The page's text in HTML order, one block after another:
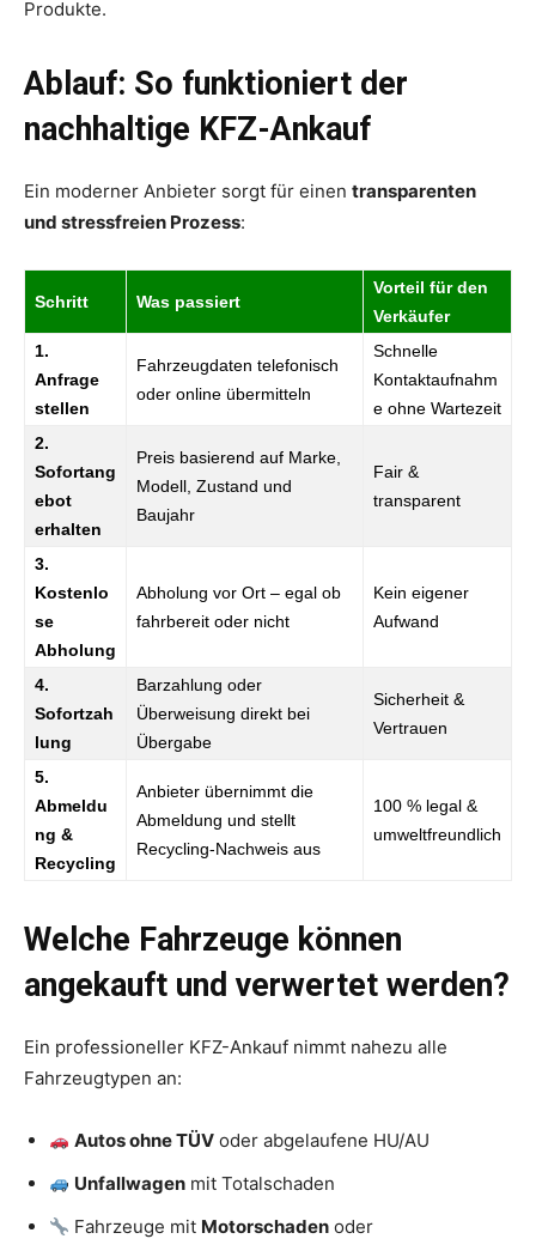
Produkte.
Ablauf: So funktioniert der
nachhaltige KFZ-Ankauf
Ein moderner Anbieter sorgt für einen transparenten
und stressfreien Prozess:
Schritt Was passiert
Vorteil für den
Verkäufer
1.
Anfrage
stellen
Fahrzeugdaten telefonisch
oder online übermitteln
Schnelle
Kontaktaufnahm
e ohne Wartezeit
2.
Sofortang
ebot
erhalten
Preis basierend auf Marke,
Modell, Zustand und
Baujahr
Fair &
transparent
3.
Kostenlo
se
Abholung
Abholung vor Ort – egal ob
fahrbereit oder nicht
Kein eigener
Aufwand
4.
Sofortzah
lung
Barzahlung oder
Überweisung direkt bei
Übergabe
Sicherheit &
Vertrauen
5.
Abmeldu
ng &
Recycling
Anbieter übernimmt die
Abmeldung und stellt
Recycling-Nachweis aus
100 % legal &
umweltfreundlich
Welche Fahrzeuge können
angekauft und verwertet werden?
Ein professioneller KFZ-Ankauf nimmt nahezu alle
Fahrzeugtypen an:
Autos ohne TÜV oder abgelaufene HU/AU
Unfallwagen mit Totalschaden
Fahrzeuge mit Motorschaden oder